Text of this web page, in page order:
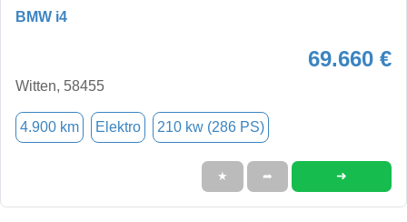
BMW i4
69.660 €
Witten, 58455
4.900 km Elektro 210 kw (286 PS)
★ ➦ ➜